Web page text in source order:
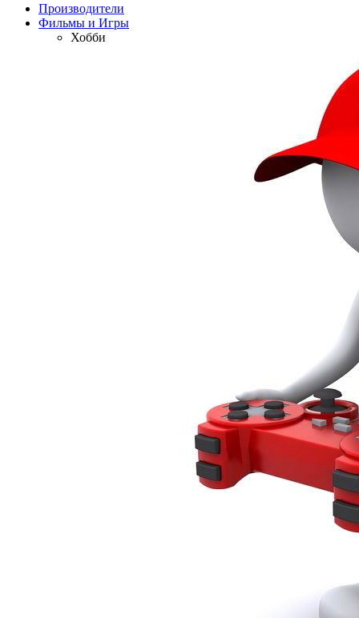
Производители
Фильмы и Игры
Хобби